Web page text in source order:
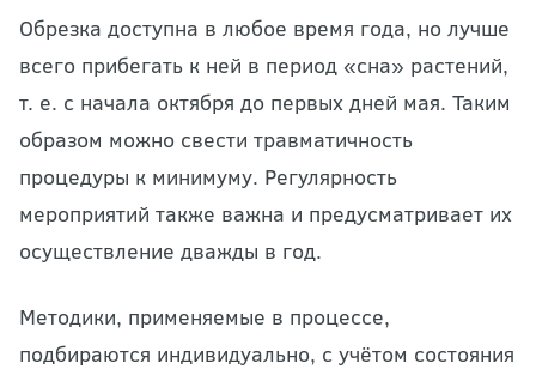
Обрезка доступна в любое время года, но лучше
всего прибегать к ней в период «сна» растений,
т. е. с начала октября до первых дней мая. Таким
образом можно свести травматичность
процедуры к минимуму. Регулярность
мероприятий также важна и предусматривает их
осуществление дважды в год.
Методики, применяемые в процессе,
подбираются индивидуально, с учётом состояния